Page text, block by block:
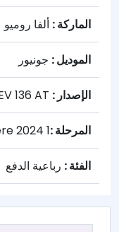
الماركة : ألفا روميو
الموديل : جونيور
الإصدار :
المرحلة :1 ére 2024
الفئة : رباعية الدفع